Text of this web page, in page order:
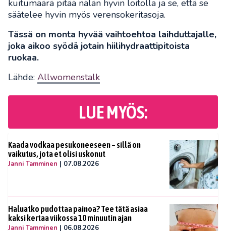
kuitumäärä pitää nälän hyvin loitolla ja se, että se
säätelee hyvin myös verensokeritasoja.
Tässä on monta hyvää vaihtoehtoa laihduttajalle,
joka aikoo syödä jotain hiilihydraattipitoista
ruokaa.
Lähde: Allwomenstalk
LUE MYÖS:
Kaada vodkaa pesukoneeseen – sillä on
vaikutus, jota et olisi uskonut
Janni Tamminen | 07.08.2026
Haluatko pudottaa painoa? Tee tätä asiaa
kaksi kertaa viikossa 10 minuutin ajan
Janni Tamminen | 06.08.2026